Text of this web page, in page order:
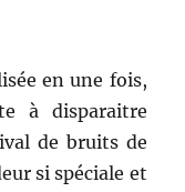
en une fois,
à disparaitre
de bruits de
si spéciale et